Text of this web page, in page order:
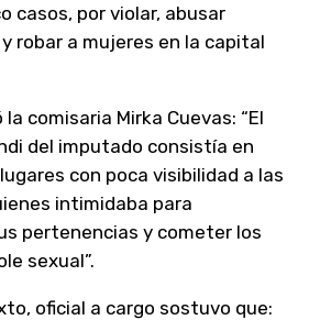
casos, por violar, abusar
robar a mujeres en la capital
comisaria Mirka Cuevas: “El
del imputado consistía en
con poca visibilidad a las
intimidaba para
pertenencias y cometer los
sexual”.
oficial a cargo sostuvo que: